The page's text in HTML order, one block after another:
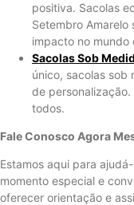
positiva. Sacolas
Setembro Amarelo
impacto no mundo
Sacolas Sob
único, sacolas sob
de
todos.
Fale Conosco Agora
Estamos aqui para
momento especial e
oferecer orientação e